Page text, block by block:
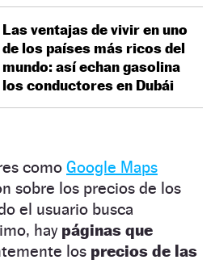
Las ventajas de vivir en uno
de los países más ricos del
mundo: así echan gasolina
los conductores en Dubái
como Google Maps
sobre los precios de los
el usuario busca
hay páginas que
los precios de las